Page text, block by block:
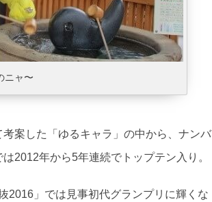
ニャ〜
案した「ゆるキャラ」の中から、ナンバ
2012年から5年連続でトップテン入り。
2016」では見事初代グランプリに輝くな